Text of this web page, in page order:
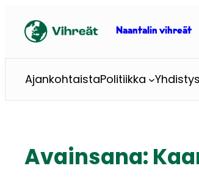
sisältöön
Naantalin vihreät
AjankohtaistaPolitiikka
Avainsana: